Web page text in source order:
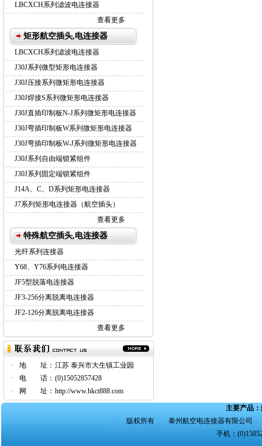
LBCXCH系列滤波电连接器
查看更多
矩形航空插头,电连接器
LBCXCH系列滤波电连接器
J30J系列微型矩形电连接器
J30J压接系列微矩形电连接器
J30J焊接S系列微矩形电连接器
J30J直插印制板N-J系列微矩形电连接器
J30J弯插印制板W系列微矩形电连接器
J30J弯插印制板W-J系列微矩形电连接器
J30J系列自由端锁紧组件
J30J系列固定端锁紧组件
J14A、C、D系列矩形电连接器
J7系列矩形电连接器（航空插头）
查看更多
特殊航空插头,电连接器
光纤系列连接器
Y68、Y76系列电连接器
JF5型脱落电连接器
JF3-256分离脱离电连接器
JF2-126分离脱离电连接器
查看更多
· 地 址： 江苏 泰兴市大生镇工业园
·
电 话： (0)15052857428
·
网 址： http://www.hkct888.com
主要产品
版权所有 泰州航空电连接器有限公司
手机：